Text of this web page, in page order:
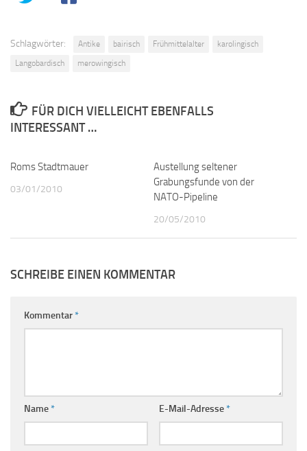
Schlagwörter: Antike bairisch Frühmittelalter
karolingisch
Langobardisch
merowingisch
FÜR DICH VIELLEICHT EBENFALLS
INTERESSANT …
Roms Stadtmauer
03/01/2010
Austellung seltener
Grabungsfunde von der
NATO-Pipeline
20/05/2010
SCHREIBE EINEN KOMMENTAR
Kommentar*
Name* E-Mail-Adresse*